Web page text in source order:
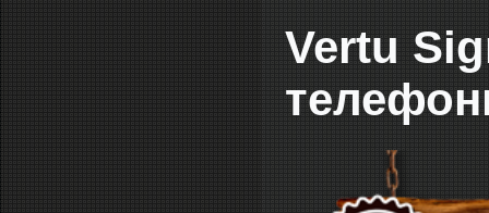
Vertu